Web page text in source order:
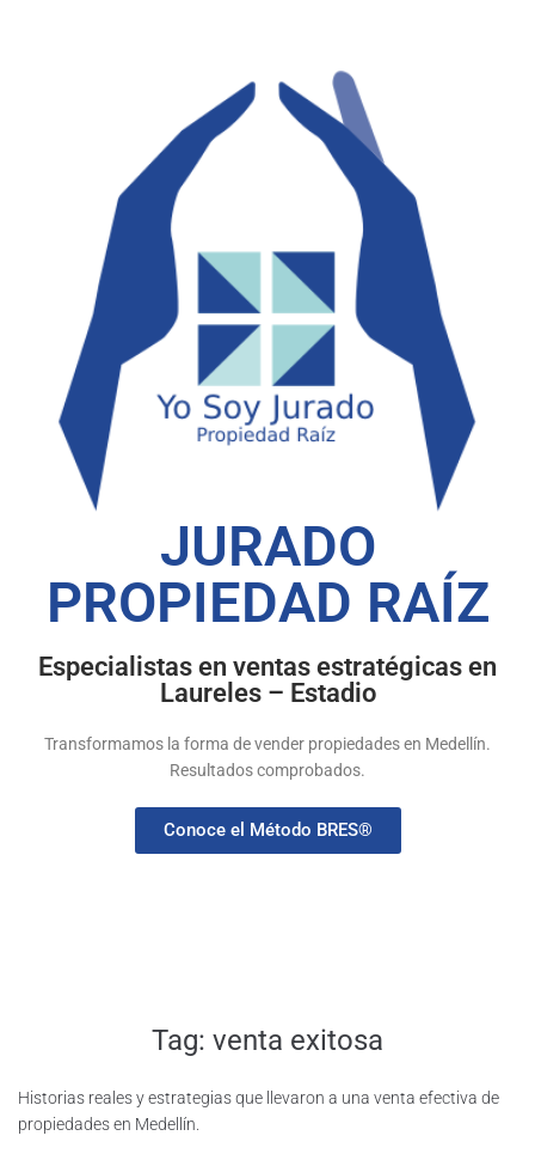
JURADO
PROPIEDAD RAÍZ
Especialistas en ventas estratégicas en
Laureles – Estadio
Transformamos la forma de vender propiedades en Medellín.
Resultados comprobados.
Conoce el Método BRES®
Tag: venta exitosa
Historias reales y estrategias que llevaron a una venta efectiva de
propiedades en Medellín.